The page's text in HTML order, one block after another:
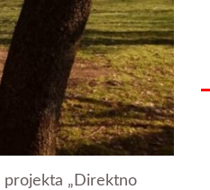
projekta „Direktno